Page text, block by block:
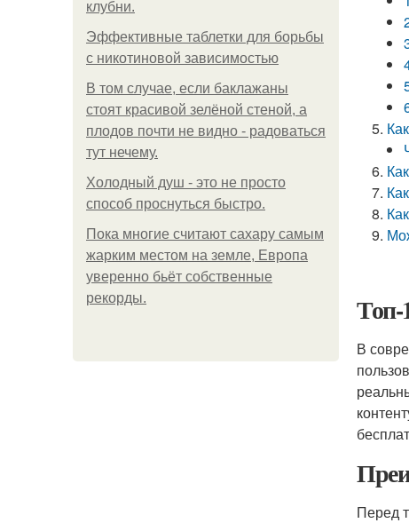
клубни.
Эффективные таблетки для борьбы
с никотиновой зависимостью
В том случае, если баклажаны
стоят красивой зелёной стеной, а
плодов почти не видно - радоваться
тут нечему.
Холодный душ - это не просто
способ проснуться быстро.
Пока многие считают сахару самым
жарким местом на земле, Европа
уверенно бьёт собственные
рекорды.
Топ-
В
Перед